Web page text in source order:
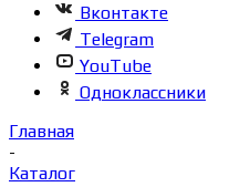
Вконтакте
Telegram
YouTube
Одноклассники
Главная
-
Каталог